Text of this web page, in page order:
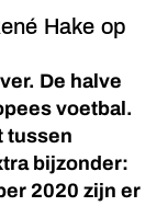
Hake op
De halve
voetbal.
tussen
bijzonder:
2020 zijn er